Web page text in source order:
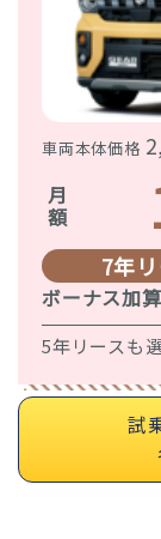
車両本体価格
月額
7年
ボーナス加算
5年リースも
試